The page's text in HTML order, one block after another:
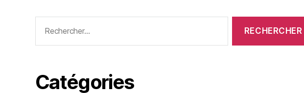
Catégories